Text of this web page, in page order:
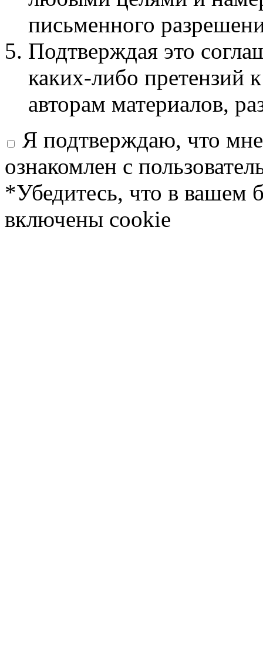
письменного
Подтверждая это
каких-либо претензий
авторам материалов,
Я подтверждаю, что
ознакомлен с
*Убедитесь, что в вашем
включены cookie